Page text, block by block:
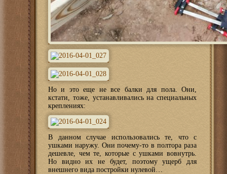
Но и это еще не все балки для пола. Они,
кстати, тоже, устанавливались на специальных
креплениях:
В данном случае использовались те, что с
ушками наружу. Они почему-то в полтора раза
дешевле, чем те, которые с ушками вовнутрь.
Но видно их не будет, поэтому ущерб для
внешнего вида постройки нулевой…